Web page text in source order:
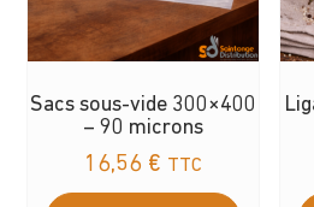
Sacs sous-vide 300×400
– 90 microns
16,56 € TTC